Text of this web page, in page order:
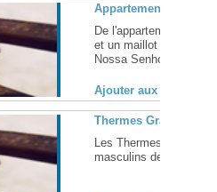
Appartement à louer
De l'appartement à la
et un maillot de bain!
Nossa Senhora de
Ajouter aux favoris
Thermes Grammont,
Les Thermes
masculins de Tours et